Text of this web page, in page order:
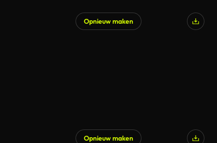
Opnieuw maken
Opnieuw maken